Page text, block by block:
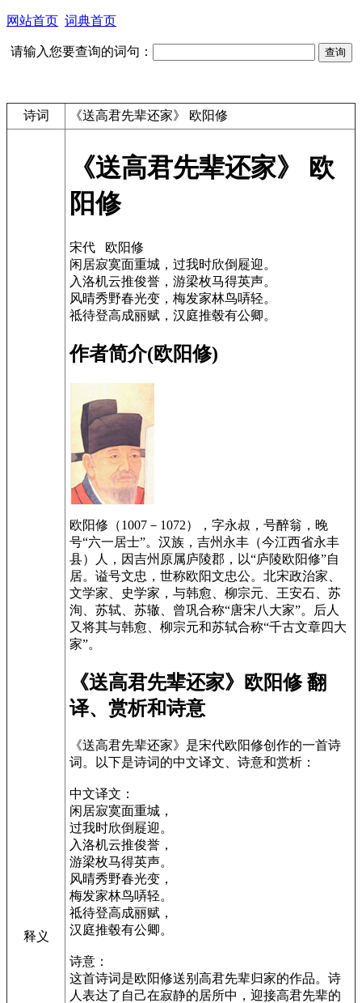
网站首页 词典首页
请输入您要查询的词句：
诗词 《送高君先辈还家》 欧阳修
释义
《送高君先辈还家》 欧
阳修
宋代 欧阳修
闲居寂寞面重城，过我时欣倒屣迎。
入洛机云推俊誉，游梁枚马得英声。
风晴秀野春光变，梅发家林鸟哢轻。
祗待登高成丽赋，汉庭推毂有公卿。
作者简介(欧阳修)
欧阳修（1007－1072），字永叔，号醉翁，晚
号“六一居士”。汉族，吉州永丰（今江西省永丰
县）人，因吉州原属庐陵郡，以“庐陵欧阳修”自
居。谥号文忠，世称欧阳文忠公。北宋政治家、
文学家、史学家，与韩愈、柳宗元、王安石、苏
洵、苏轼、苏辙、曾巩合称“唐宋八大家”。后人
又将其与韩愈、柳宗元和苏轼合称“千古文章四大
家”。
《送高君先辈还家》欧阳修 翻
译、赏析和诗意
《送高君先辈还家》是宋代欧阳修创作的一首诗
词。以下是诗词的中文译文、诗意和赏析：
中文译文：
闲居寂寞面重城，
过我时欣倒屣迎。
入洛机云推俊誉，
游梁枚马得英声。
风晴秀野春光变，
梅发家林鸟哢轻。
祗待登高成丽赋，
汉庭推毂有公卿。
诗意：
这首诗词是欧阳修送别高君先辈归家的作品。诗
人表达了自己在寂静的居所中，迎接高君先辈的